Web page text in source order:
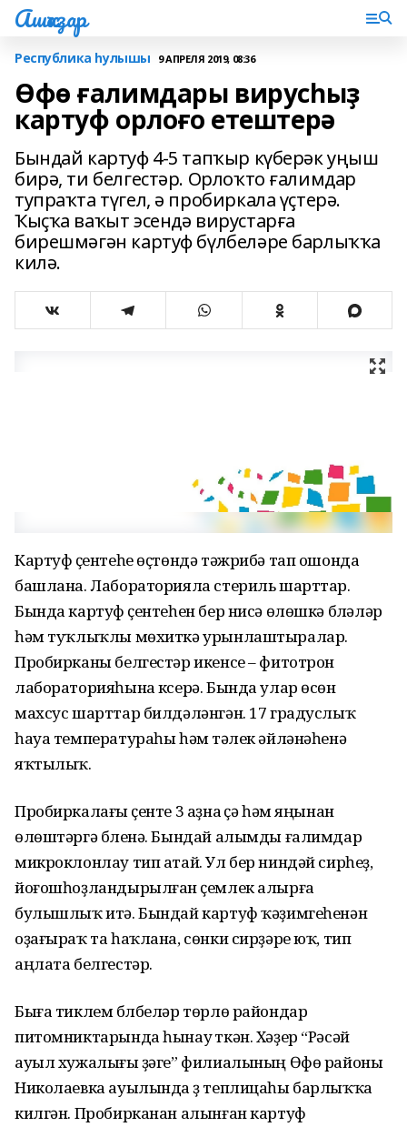
Ашҡаҙар
Республика һулышы 9 АПРЕЛЯ 2019, 08:36
Өфө ғалимдары вирусһыҙ
картуф орлоғо етештерә
Бындай картуф 4-5 тапҡыр күберәк уңыш
бирә, ти белгестәр. Орлоҡто ғалимдар
тупраҡта түгел, ә пробиркала үҫтерә.
Ҡыҫҡа ваҡыт эсендә вирустарға
бирешмәгән картуф бүлбеләре барлыҡҡа
килә.
Картуф үҫентеһе өҫтөндә тәжрибә тап ошонда
башлана. Лабораторияла стериль шарттар.
Бында картуф үҫентеһен бер нисә өлөшкә бүләләр
һәм туҡлыҡлы мөхиткә урынлаштыралар.
Пробирканы белгестәр икенсе – фитотрон
лабораторияһына күсерә. Бында улар өсөн
махсус шарттар билдәләнгән. 17 градуслыҡ
һауа температураһы һәм тәүлек әйләнәһенә
яҡтылыҡ.
Пробиркалағы үҫенте 3 аҙна үҫә һәм яңынан
өлөштәргә бүленә. Бындай алымды ғалимдар
микроклонлау тип атай. Ул бер ниндәй сирһеҙ,
йоғошһоҙландырылған үҫемлек алырға
булышлыҡ итә. Бындай картуф ҡәҙимгеһенән
оҙағыраҡ та һаҡлана, сөнки сирҙәре юҡ, тип
аңлата белгестәр.
Быға тиклем бүлбеләр төрлө райондар
питомниктарында һынау үткән. Хәҙер “Рәсәй
ауыл хужалығы үҙәге” филиалының Өфө районы
Николаевка ауылында үҙ теплицаһы барлыҡҡа
килгән. Пробирканан алынған картуф